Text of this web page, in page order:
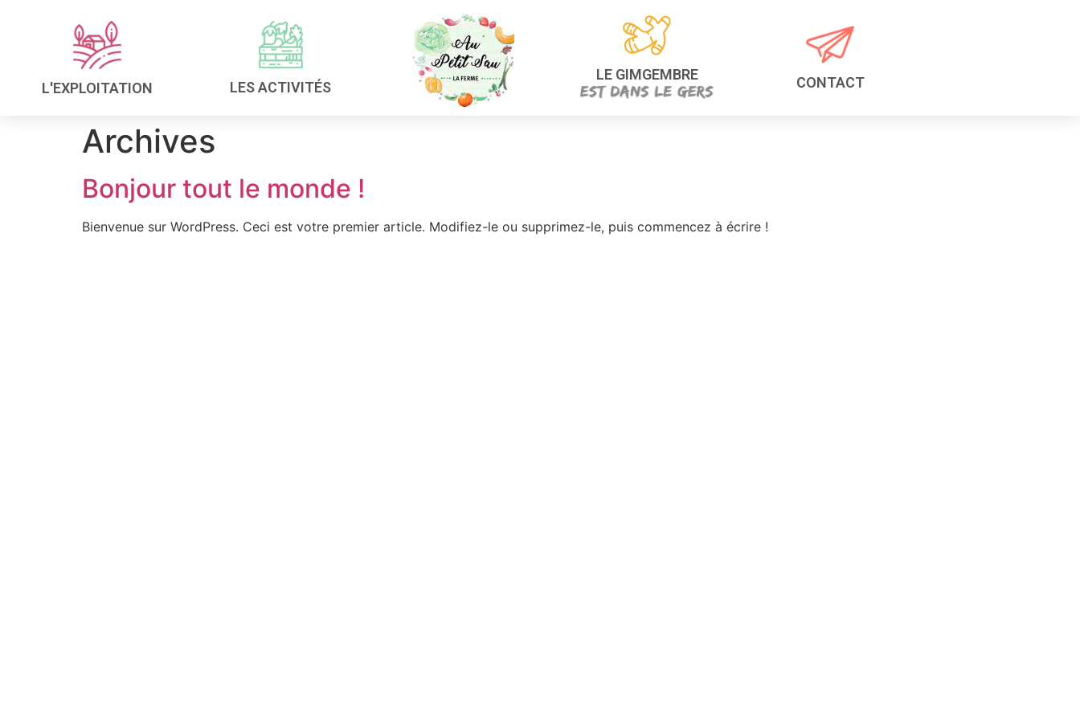
L'EXPLOITATION LES ACTIVITÉS
LE GIMGEMBRE CONTACT
Archives
Bonjour tout le monde !
Bienvenue sur WordPress. Ceci est votre premier article. Modifiez-le ou supprimez-le, puis commencez à écrire !